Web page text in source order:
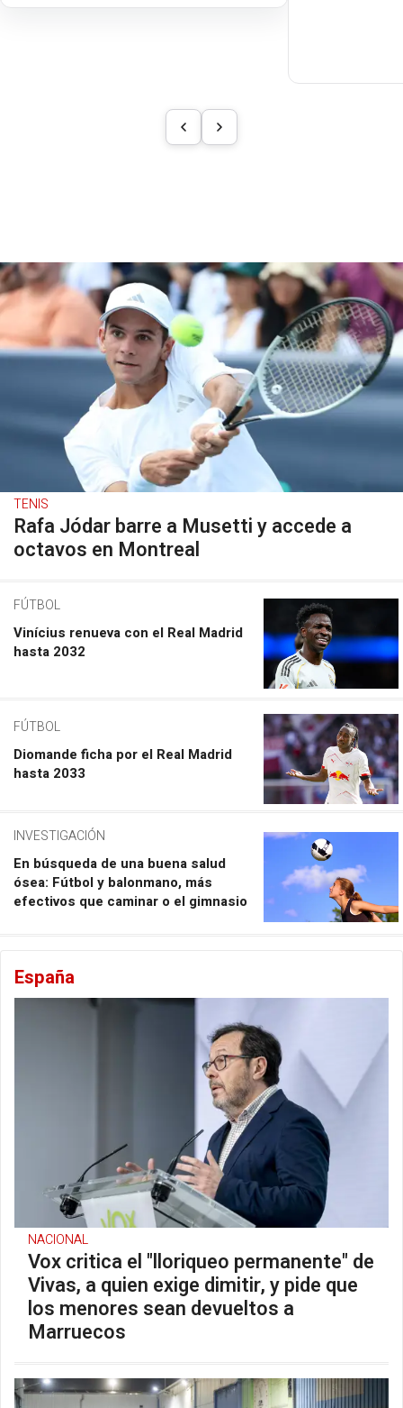
TENIS
Rafa Jódar barre a Musetti y accede a
octavos en Montreal
FÚTBOL
Vinícius renueva con el Real Madrid
hasta 2032
FÚTBOL
Diomande ficha por el Real Madrid
hasta 2033
INVESTIGACIÓN
En búsqueda de una buena salud
ósea: Fútbol y balonmano, más
efectivos que caminar o el gimnasio
España
NACIONAL
Vox critica el "lloriqueo permanente" de
Vivas, a quien exige dimitir, y pide que
los menores sean devueltos a
Marruecos